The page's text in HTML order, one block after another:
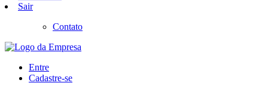
Sair
Contato
Entre
Cadastre-se